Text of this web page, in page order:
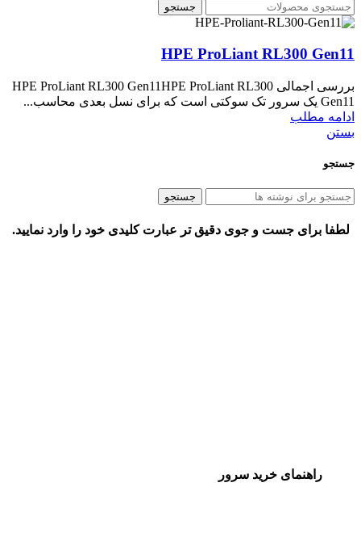
جستجو
HPE ProLiant RL300 Gen11
بررسی اجمالی HPE ProLiant RL300 Gen11HPE ProLiant RL300
Gen11 یک سرور تک سوکتی است که برای نسل بعدی محاسب...
ادامه مطلب
بستن
جستجو
جستجو
لطفا برای جست و جوی دقیق تر عبارت کلیدی خود را وارد نمایید.
راهنمای خرید سرور